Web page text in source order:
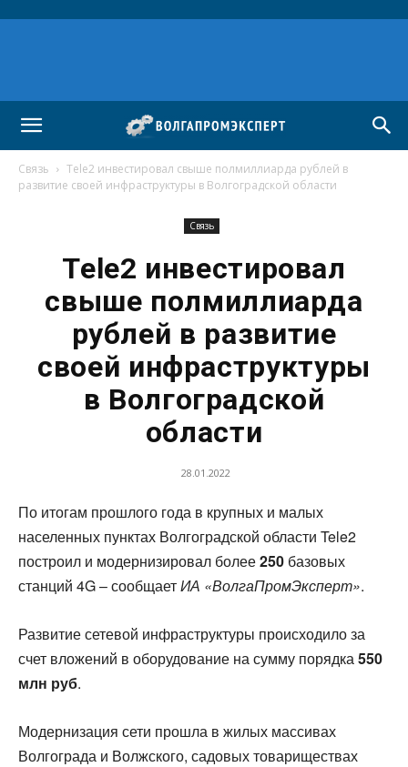
Связь
Tele2 инвестировал свыше полмиллиарда рублей в
развитие своей инфраструктуры в Волгоградской области
Связь
Tele2 инвестировал
свыше полмиллиарда
рублей в развитие
своей инфраструктуры
в Волгоградской
области
28.01.2022
По итогам прошлого года в крупных и малых
населенных пунктах Волгоградской области Tele2
построил и модернизировал более250 базовых
станций 4G – сообщаетИА «ВолгаПромЭксперт».
Развитие сетевой инфраструктуры происходило за
счет вложений в оборудование на сумму порядка550
млн руб.
Модернизация сети прошла в жилых массивах
Волгограда и Волжского, садовых товариществах